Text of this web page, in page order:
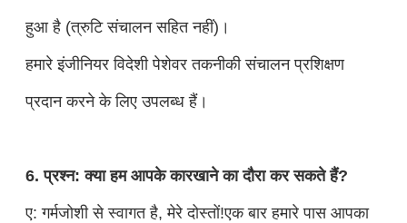
हुआ है (त्रुटि संचालन सहित नहीं)।
हमारे इंजीनियर विदेशी पेशेवर तकनीकी संचालन प्रशिक्षण
प्रदान करने के लिए उपलब्ध हैं।
6. प्रश्न: क्या हम आपके कारखाने का दौरा कर सकते हैं?
ए: गर्मजोशी से स्वागत है, मेरे दोस्तों!एक बार हमारे पास आपका